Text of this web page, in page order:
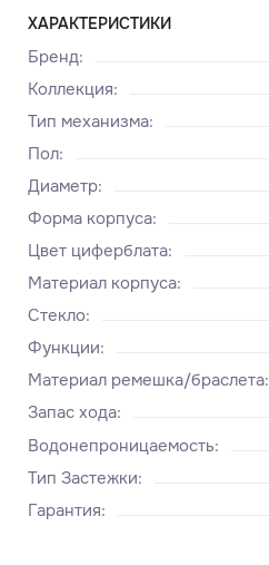
ХАРАКТЕРИСТИКИ
Бренд:
Коллекция:
Тип механизма:
Пол:
Диаметр:
Форма корпуса:
Цвет циферблата:
Материал корпуса:
Стекло:
Функции:
Материал ремешка/браслета:
Запас хода:
Водонепроницаемость:
Тип Застежки:
Гарантия: